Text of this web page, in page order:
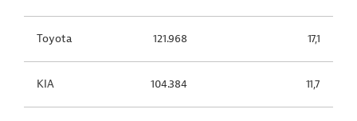
Toyota 121.968 17,1
KIA 104.384 11,7